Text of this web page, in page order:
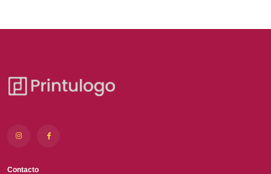
Contacto